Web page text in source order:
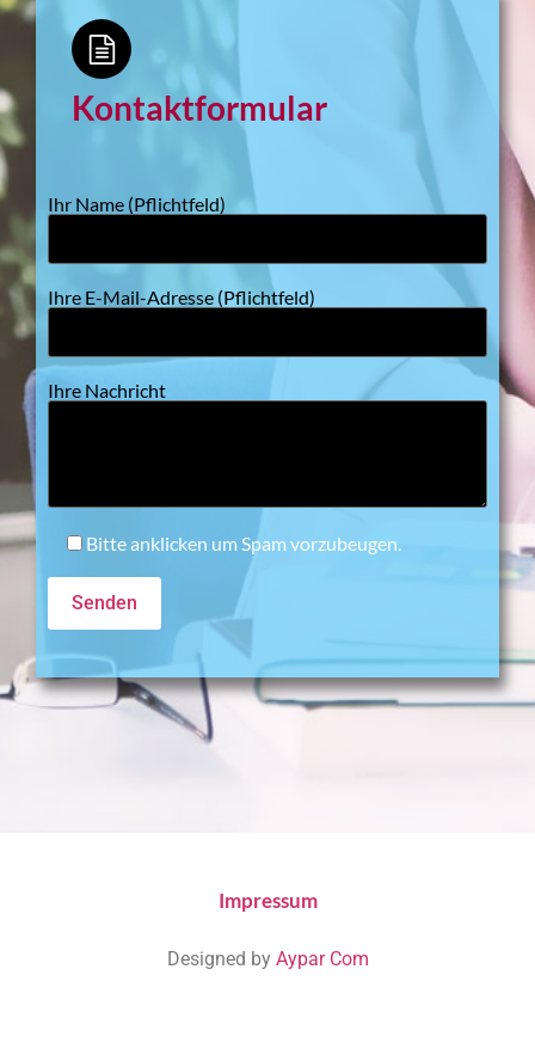
Kontaktformular
Ihr Name (Pflichtfeld)
Ihre E-Mail-Adresse (Pflichtfeld)
Ihre Nachricht
Bitte anklicken um Spam vorzubeugen.
Impressum
Designed by Aypar Com